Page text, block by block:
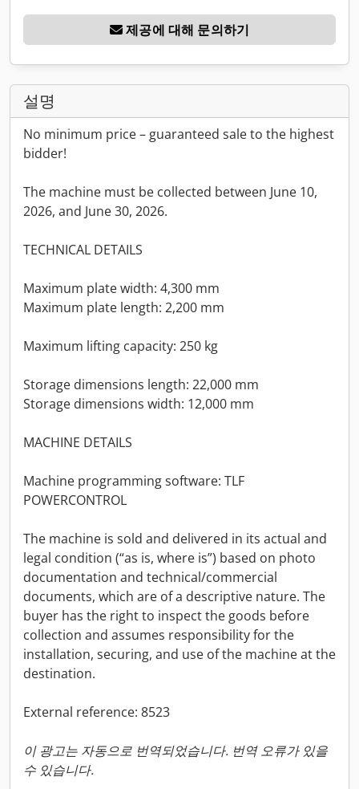
제공에 대해 문의하기
설명
No minimum price – guaranteed sale to the highest
bidder!
The machine must be collected between June 10,
2026, and June 30, 2026.
TECHNICAL DETAILS
Maximum plate width: 4,300 mm
Maximum plate length: 2,200 mm
Maximum lifting capacity: 250 kg
Storage dimensions length: 22,000 mm
Storage dimensions width: 12,000 mm
MACHINE DETAILS
Machine programming software: TLF
POWERCONTROL
The machine is sold and delivered in its actual and
legal condition (“as is, where is”) based on photo
documentation and technical/commercial
documents, which are of a descriptive nature. The
buyer has the right to inspect the goods before
collection and assumes responsibility for the
installation, securing, and use of the machine at the
destination.
External reference: 8523
이 광고는 자동으로 번역되었습니다. 번역 오류가 있을
수 있습니다.